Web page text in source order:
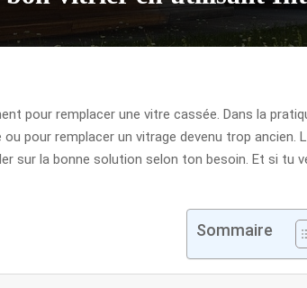
pour remplacer une vitre cassée. Dans la
pour remplacer un vitrage devenu trop ancien.
sur la bonne solution selon ton besoin. Et si tu
Sommaire